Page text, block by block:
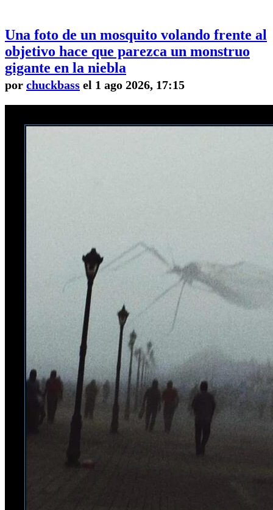
Una foto de un mosquito volando frente al
objetivo hace que parezca un monstruo
gigante en la niebla
por chuckbass el 1 ago 2026, 17:15